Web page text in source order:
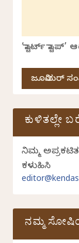
‘ಸ್ಟಾರ್ಟ್
ಜೂನಿಯರ್
ಕುಳಿತಲ್ಲೇ
ನಿಮ್ಮ
ಕಳುಹಿಸಿ
ನಮ್ಮ